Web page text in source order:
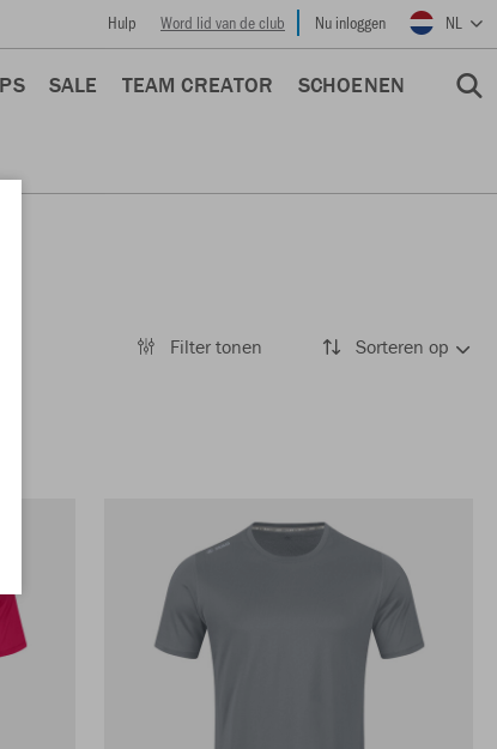
Hulp Word lid van de club Nu inloggen NL
SALE TEAM CREATOR SCHOENEN
Filter tonen Sorteren op